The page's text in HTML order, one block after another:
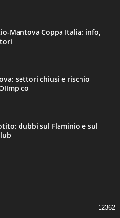
Mantova Coppa Italia: info,
settori chiusi e rischio
dubbi sul Flaminio e sul
12362